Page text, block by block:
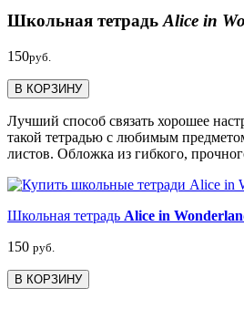
Школьная тетрадьAlice in
150руб.
В КОРЗИНУ
Лучший способ связать хорошее
такой тетрадью c любимым
листов. Обложка из гибкого,
Школьная тетрадь Alice in
150 руб.
В КОРЗИНУ